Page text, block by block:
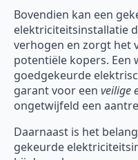
Bovendien kan een
elektriciteitsinstallatie
verhogen en zorgt het
potentiële kopers. Een
goedgekeurde
garant voor een veilige
ongetwijfeld een
Daarnaast is het
gekeurde